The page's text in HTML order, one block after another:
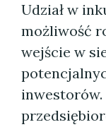
Udział w
możliwość
wejście w